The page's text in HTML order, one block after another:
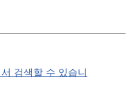
검색할 수 있습니